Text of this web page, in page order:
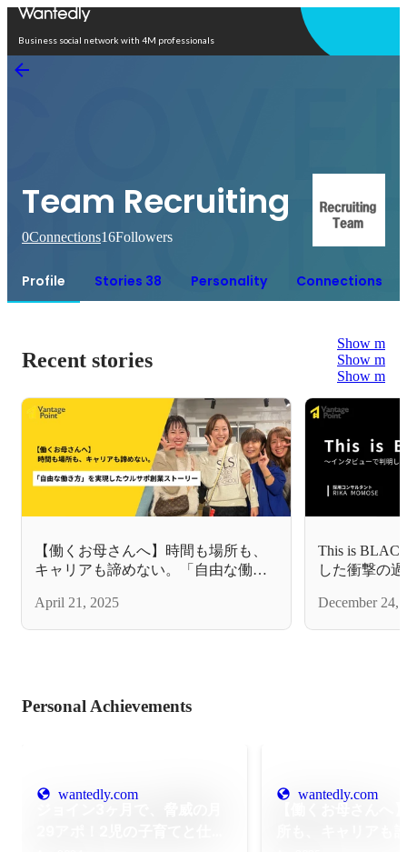
Business social network with 4M professionals
Team Recruiting
0Connections16Followers
Profile Stories 38 Personality Connections
Recent stories
Show more
Show more
Show more
【働くお母さんへ】時間も場所も、
キャリアも諦めない。「自由な働き
リー
April 21, 2025
This is
した衝撃の
December 24,
Personal Achievements
wantedly.com wantedly.com